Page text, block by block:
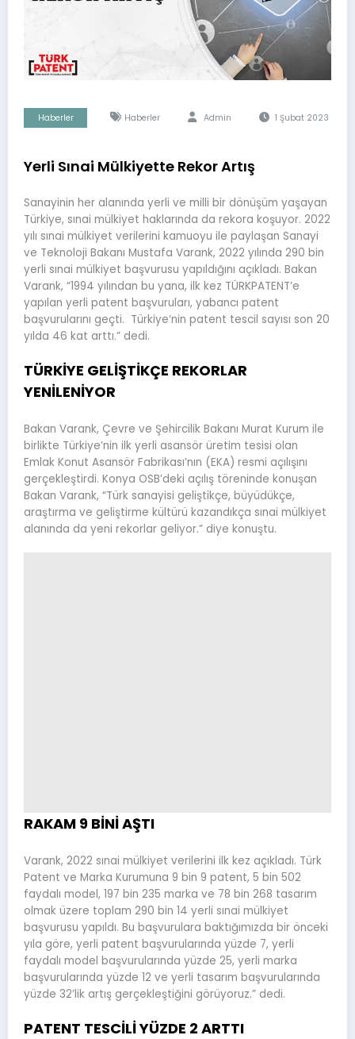
Haberler Haberler Admin 1 Şubat 2023
Yerli Sınai Mülkiyette Rekor Artış
Sanayinin her alanında yerli ve milli bir dönüşüm yaşayan
Türkiye, sınai mülkiyet haklarında da rekora koşuyor. 2022
yılı sınai mülkiyet verilerini kamuoyu ile paylaşan Sanayi
ve Teknoloji Bakanı Mustafa Varank, 2022 yılında 290 bin
yerli sınai mülkiyet başvurusu yapıldığını açıkladı. Bakan
Varank, “1994 yılından bu yana, ilk kez TÜRKPATENT’e
yapılan yerli patent başvuruları, yabancı patent
başvurularını geçti. Türkiye’nin patent tescil sayısı son 20
yılda 46 kat arttı.” dedi.
TÜRKİYE GELİŞTİKÇE REKORLAR
YENİLENİYOR
Bakan Varank, Çevre ve Şehircilik Bakanı Murat Kurum ile
birlikte Türkiye’nin ilk yerli asansör üretim tesisi olan
Emlak Konut Asansör Fabrikası’nın (EKA) resmi açılışını
gerçekleştirdi. Konya OSB’deki açılış töreninde konuşan
Bakan Varank, “Türk sanayisi geliştikçe, büyüdükçe,
araştırma ve geliştirme kültürü kazandıkça sınai mülkiyet
alanında da yeni rekorlar geliyor.” diye konuştu.
RAKAM 9 BİNİ AŞTI
Varank, 2022 sınai mülkiyet verilerini ilk kez açıkladı. Türk
Patent ve Marka Kurumuna 9 bin 9 patent, 5 bin 502
faydalı model, 197 bin 235 marka ve 78 bin 268 tasarım
olmak üzere toplam 290 bin 14 yerli sınai mülkiyet
başvurusu yapıldı. Bu başvurulara baktığımızda bir önceki
yıla göre, yerli patent başvurularında yüzde 7, yerli
faydalı model başvurularında yüzde 25, yerli marka
başvurularında yüzde 12 ve yerli tasarım başvurularında
yüzde 32’lik artış gerçekleştiğini görüyoruz.” dedi.
PATENT TESCİLİ YÜZDE 2 ARTTI